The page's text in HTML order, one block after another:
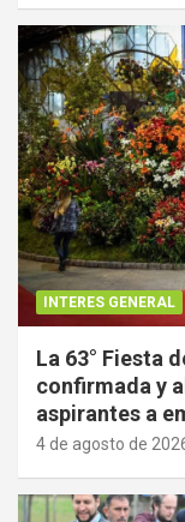
INTERES GENERAL
La 63° Fiesta
confirmada y
aspirantes a
4 de agosto de